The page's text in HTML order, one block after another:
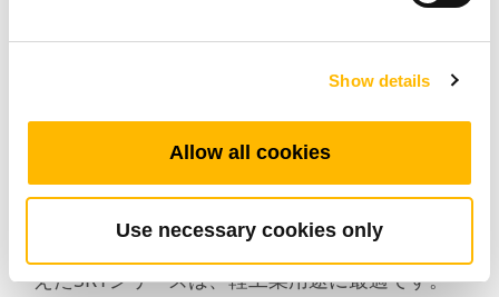
Show details
Allow all cookies
Use necessary cookies only
ョン向けに特別に設計された低ノイズの産業用
製ヘリカルギアと頑丈な金属ハウジングで構成
されており、騒音レベルは58dB(A)未満です。
オプションで最大IP69KのIP定格、低ノイズ、
堅牢な品質が利用可能で、ほぼすべての環境で
えたSR1シリーズは、軽工業用途に最適です。